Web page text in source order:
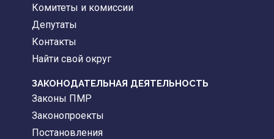
Комитеты и комиссии
Депутаты
Контакты
Найти свой округ
ЗАКОНОДАТЕЛЬНАЯ ДЕЯТЕЛЬНОСТЬ
Законы ПМР
Законопроекты
Постановления